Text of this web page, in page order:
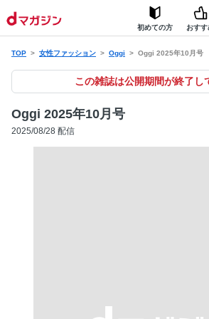
初めての方 おすす
TOP 女性ファッション Oggi Oggi 2025年10月号
この雑誌は公開期間が終了し
Oggi 2025年10月号
2025/08/28 配信